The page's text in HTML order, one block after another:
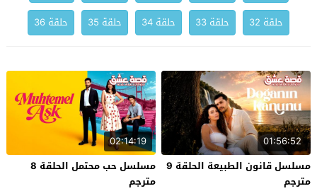
حلقة 32
حلقة 33 حلقة 34 حلقة 35 حلقة 36
01:56:52
مسلسل قانون الطبيعة الحلقة 9
مترجم
02:14:19
مسلسل حب محتمل الحلقة 8
مترجم